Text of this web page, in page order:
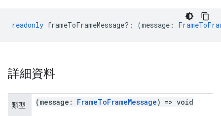
readonly frameToFrameMessage?: (message :
詳細資料
類型 (message: FrameToFrameMessage) => void